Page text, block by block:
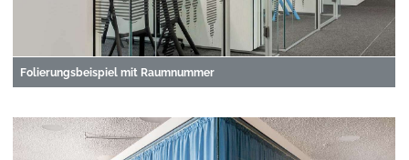
Folierungsbeispiel mit Raumnummer